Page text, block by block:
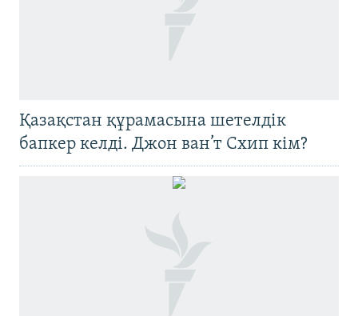
Қазақстан құрамасына шетелдік
бапкер келді. Джон ван’т Схип кім?